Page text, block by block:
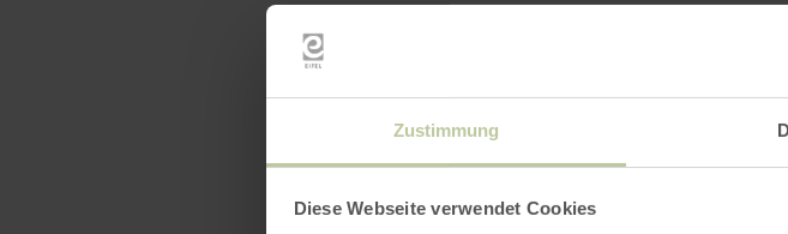
Zustimmung
Diese Webseite verwendet Cookies